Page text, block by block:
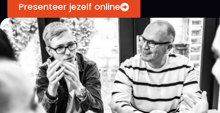
Presenteer jezelf online